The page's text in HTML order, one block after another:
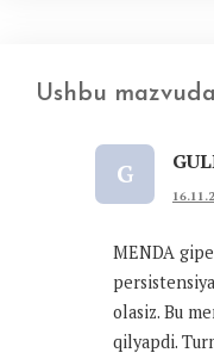
Ushbu
G
MENDA
olasiz. Bu
qilyapdi.